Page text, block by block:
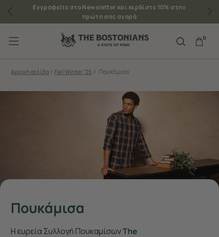
Εγγραφείτε στο Newsletter και κερδίστε 10% στην
πρώτη σας αγορά
0
Πουκάμισα
Η ευρεία Συλλογή ΠουκαμίσωνThe
Αρχική σελίδα / Fall Winter '25 / Πουκάμισα